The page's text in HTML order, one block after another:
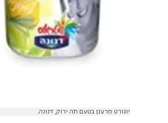
יוגורט מרענן בטעם תה ירוק, דנונה.